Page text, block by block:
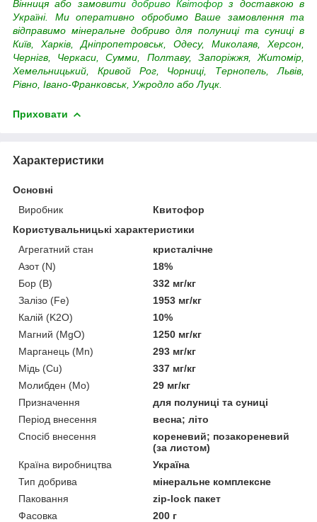
Вінниця або замовити добриво Квітофор з доставкою в
Україні. Ми оперативно обробимо Ваше замовлення та
відправимо мінеральне добриво для полуниці та суниці в
Київ, Харків, Дніпропетровськ, Одесу, Миколаяв, Херсон,
Чернігв, Черкаси, Сумми, Полтаву, Запоріжжя, Житомір,
Хемельницький, Кривой Рог, Чорниці, Тернопель, Львів,
Рівно, Івано-Франковськ, Ужродло або Луцк.
Приховати
Характеристики
Основні
Виробник
Квитофор
Користувальницькі характеристики
Агрегатний стан
кристалічне
Азот (N)
18%
Бор (В)
332 мг/кг
Залізо (Fe)
1953 мг/кг
Калій (K2O)
10%
Магний (MgO)
1250 мг/кг
Марганець (Mn)
293 мг/кг
Мідь (Cu)
337 мг/кг
Молибден (Mo)
29 мг/кг
Призначення
для полуниці та суниці
Період внесення
весна; літо
Спосіб внесення
кореневий; позакореневий
(за листом)
Країна виробництва
Україна
Тип добрива
мінеральне комплексне
Паковання
zip-lock пакет
Фасовка
200 г